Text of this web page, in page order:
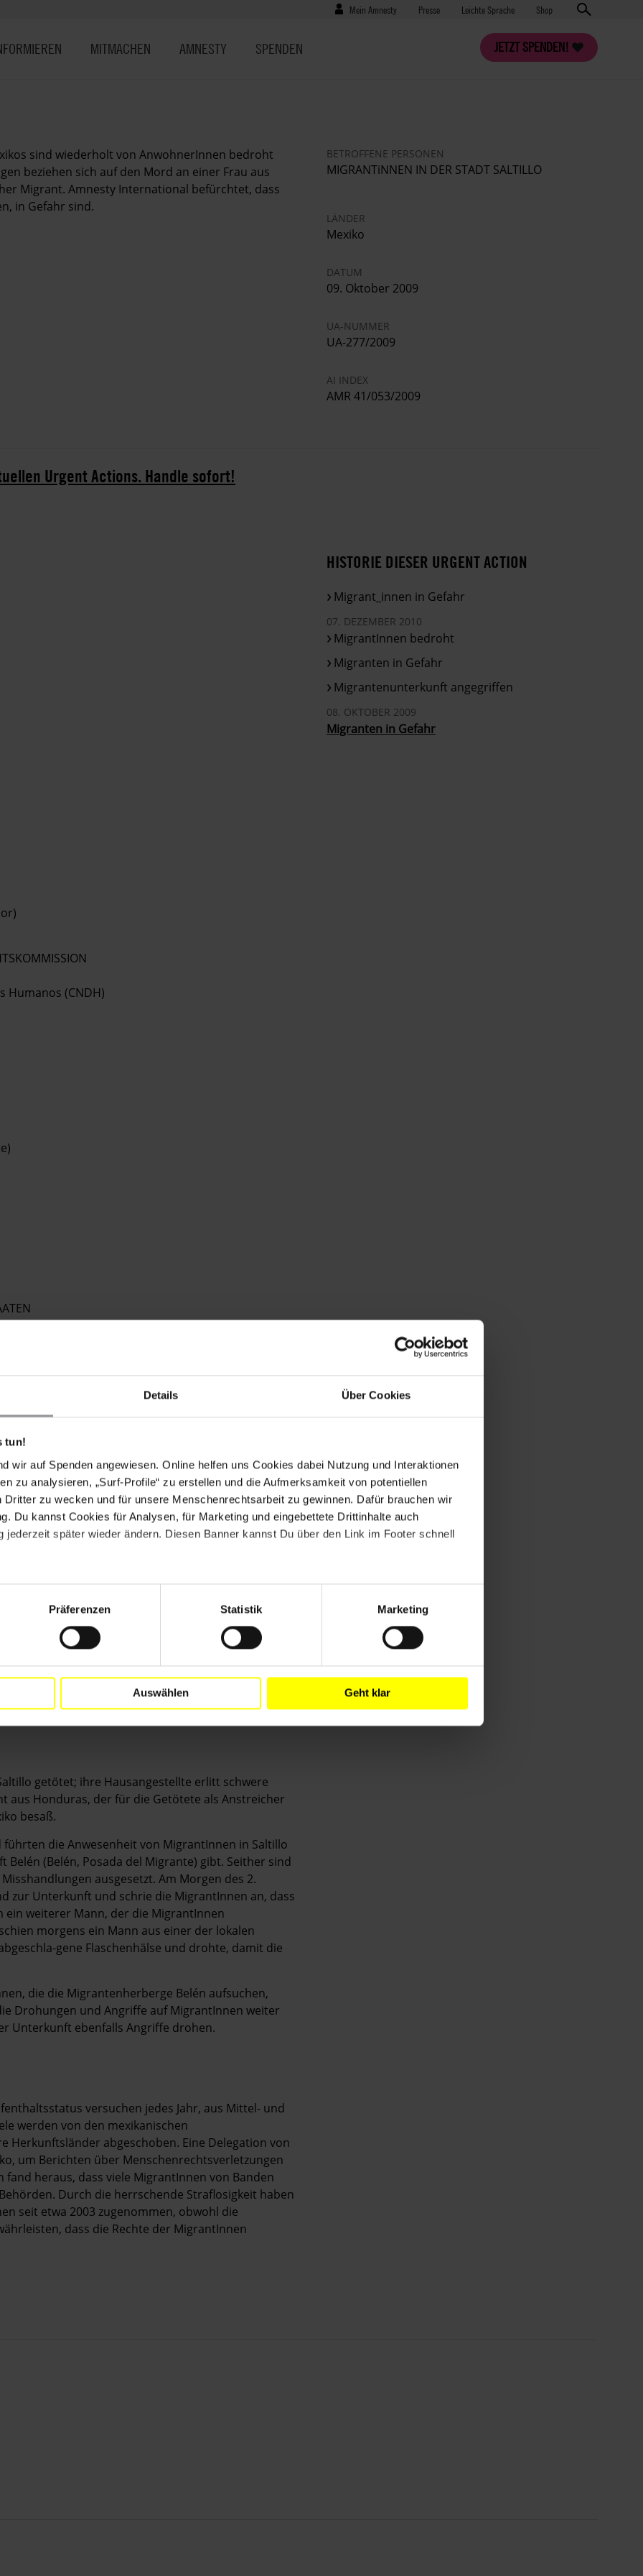
Details Über Cookies
tun!
wir auf Spenden angewiesen. Online helfen uns Cookies dabei Nutzung und Interaktionen
zu analysieren, „Surf-Profile“ zu erstellen und die Aufmerksamkeit von potentiellen
Dritter zu wecken und für unsere Menschenrechtsarbeit zu gewinnen. Dafür brauchen wir
Du kannst Cookies für Analysen, für Marketing und eingebettete Drittinhalte auch
jederzeit später wieder ändern. Diesen Banner kannst Du über den Link im Footer schnell
Präferenzen Statistik Marketing
Auswählen Geht klar
Benutzermenü
Mein Amnesty Presse
Presse Leichte Sprache Shop
JETZT SPENDEN!
MITMACHEN AMNESTY SPENDEN
sind wiederholt von AnwohnerInnen bedroht
beziehen sich auf den Mord an einer Frau aus
Migrant. Amnesty International befürchtet, dass
in Gefahr sind.
BETROFFENE PERSONEN
MIGRANTiNNEN IN DER STADT SALTILLO
LÄNDER
Mexiko
DATUM
09. Oktober 2009
UA-NUMMER
UA-277/2009
AI INDEX
AMR 41/053/2009
Urgent Actions. Handle sofort!
Humanos (CNDH)
Sie in gutem Spanisch, Englisch oder auf
an Aktualität verlieren können, bitten wir Sie, nach
IN DENEN SIE
in Saltillo durch angemessene
der Migrantenunterkunft Belén zu
Rechte von MigrantInnen fortsetzen können;
Arbeit der BetreiberInnen der Unterkunft den
getötet; ihre Hausangestellte erlitt schwere
aus Honduras, der für die Getötete als Anstreicher
besaß.
die Anwesenheit von MigrantInnen in Saltillo
(Belén, Posada del Migrante) gibt. Seither sind
ausgesetzt. Am Morgen des 2.
zur Unterkunft und schrie die MigrantInnen an, dass
ein weiterer Mann, der die MigrantInnen
morgens ein Mann aus einer der lokalen
gene Flaschenhälse und drohte, damit die
die die Migrantenherberge Belén aufsuchen,
Drohungen und Angriffe auf MigrantInnen weiter
Unterkunft ebenfalls Angriffe drohen.
versuchen jedes Jahr, aus Mittel- und
werden von den mexikanischen
abgeschoben. Eine Delegation von
um Berichten über Menschenrechtsverletzungen
heraus, dass viele MigrantInnen von Banden
Durch die herrschende Straflosigkeit haben
seit etwa 2003 zugenommen, obwohl die
dass die Rechte der MigrantInnen
HISTORIE DIESER URGENT ACTION
Migrant_innen in Gefahr
07. DEZEMBER 2010
MigrantInnen bedroht
Migranten in Gefahr
Migrantenunterkunft angegriffen
08. OKTOBER 2009
Migranten in Gefahr